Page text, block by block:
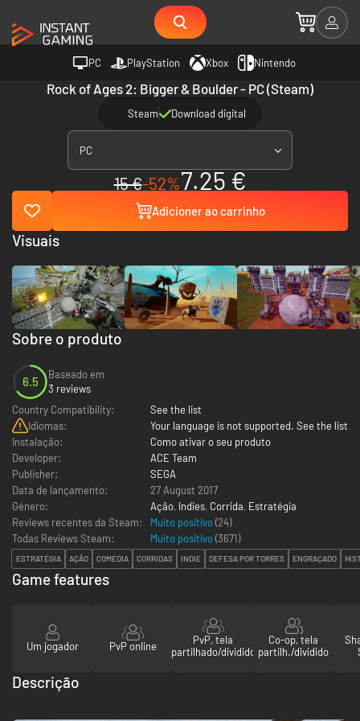
PC PlayStation Xbox Nintendo
Rock of Ages 2: Bigger & Boulder - PC (Steam)
Steam Download digital
PC
15 €-52%7.25 €
Adicioner ao carrinho
Sobre o produto
6.5
Baseado em
3 reviews
Country Compatibility:
See the list
Idiomas:
Your language is not supported. See the list
Instalação:
Como ativar o seu produto
Developer:
ACE Team
Publisher:
SEGA
Data de lançamento:
27 August 2017
Género:
Ação, Indies, Corrida, Estratégia
Reviews recentes da Steam:
Muito positivo(24)
Todas Reviews Steam:
Muito positivo(3671)
ESTRATÉGIA AÇÃO COMÉDIA CORRIDAS INDIE DEFESA POR TORRES ENGRAÇADO
Visuais
Game features
Um jogador PvP online
PvP, tela
partilhado/dividido
Co-op, tela
partilh./dividido
Descrição